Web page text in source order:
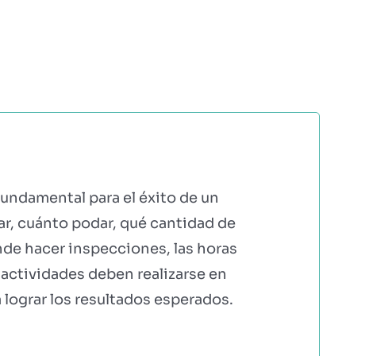
para el éxito de un
cuánto podar, qué cantidad de
hacer inspecciones, las horas
deben realizarse en
los resultados esperados.